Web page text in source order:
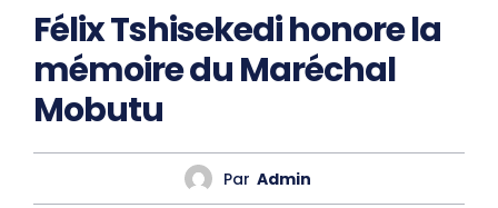
Félix Tshisekedi honore la
mémoire du Maréchal
Mobutu
Par Admin